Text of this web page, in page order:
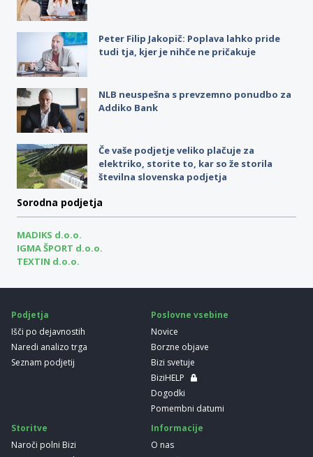
Peter Filip Jakopič: Poplava lahko pride
tudi tja, kjer je nihče ne pričakuje
NLB neuspešna s prevzemno ponudbo za
Addiko Bank
Če vaše podjetje veliko plačuje za
elektriko, storite to, kar so že storila
številna slovenska podjetja
Sorodna podjetja
MADIKS d.o.o.
IGMA ŠPORT d.o.o.
TEXTIN d.o.o.
Podjetja
Išči po dejavnostih
Naredi analizo trga
Seznam podjetij
Poslovne vsebine
Novice
Borzne objave
Bizi svetuje
BiziHELP
Dogodki
Pomembni datumi
Storitve
Naroči polni Bizi
Informacije
O nas